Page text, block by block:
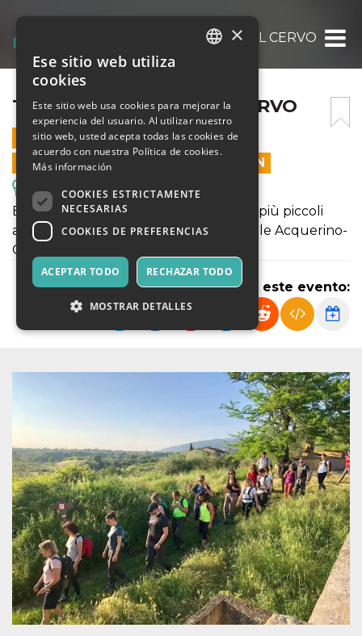
TOUR IL BRAMITO DEL CERVO
TOUR IL BRAMITO DEL CERVO
21 SEPTIEMBRE 2024 - 10:00
LAS VENTAS EN LÍNEA TERMINARON
Excursiones y Visitas Guiadas
Escursione dedicata alle famiglie ed ai più piccoli
all'interno del vasto complesso forestale Acquerino-
Cantagallo
Compartir este evento:
SPANISH
×
Ese sitio web utiliza
cookies
Este sitio web usa cookies para mejorar la
experiencia del usuario. Al utilizar nuestro
sitio web, usted acepta todas las cookies de
acuerdo con nuestra Política de cookies.
Más información
COOKIES ESTRICTAMENTE
NECESARIAS
COOKIES DE PREFERENCIAS
ACEPTAR TODO RECHAZAR TODO
MOSTRAR DETALLES
Las cookies estrictamente necesarias permiten
el inicio de sesión de usuario y la gestión de
cuentas. El sitio web no se puede utilizar
correctamente sin las cookies estrictamente
necesarias.
Nombre
Proveedor /
Dominio
Vencimiento Descripción
cf_clearance
Cloudflare,
Inc.
.oooh.events
1 año
Esta cookie es
utilizada por el
servicio
CloudFlare para
identificar el
tráfico web de
confianza y
anular cualquier